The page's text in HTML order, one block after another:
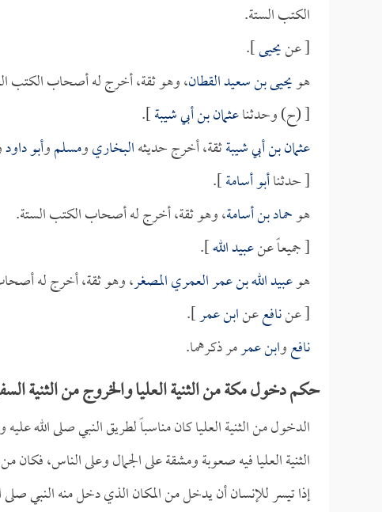
الكتب الستة.
[ عنيحيى].
هويحيى بن سعيد القطان، وهو ثقة، أخرج له أصحاب الكتب
[ (ح) وحدثناعثمان بن أبي شيبة].
عثمان بن أبي شيبةثقة، أخرج حديثهالبخاريومسلموأبو داود
[ حدثناأبو أسامة].
هوحماد بن أسامة، وهو ثقة، أخرج له أصحاب الكتب الستة.
[ جميعاً عنعبيد الله].
هوعبيد الله بن عمر العمري المصغر، وهو ثقة، أخرج له
[ عننافععنابن عمر].
نافعوابن عمرمر ذكرهما.
حكم دخول مكة من الثنية العليا والخروج من الثنية
الدخول من الثنية العليا كان مناسباً لطريق النبي صلى الله
الثنية العليا فيه صعوبة ومشقة على الجمال وعلى الناس،
إذا تيسر للإنسان أن يدخل من المكان الذي دخل منه النبي